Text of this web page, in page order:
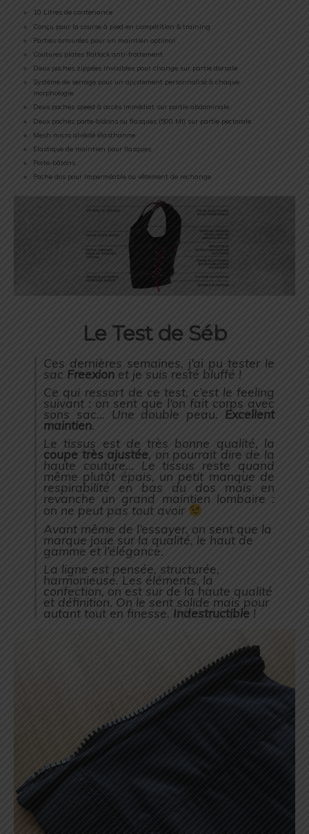
10 Litres de contenance
Conçu pour la course à pied en compétition & training
Parties armurées pour un maintien optimal
Coutures plates flatlock anti-frottement
Deux poches zippées invisibles pour change sur partie dorsale
Système de serrage pour un ajustement personnalisé à chaque
morphologie
Deux poches speed à accès immédiat sur partie abdominale
Deux poches porte-bidons ou flasques (500 Ml) sur partie pectorale
Mesh micro alvéolé élasthanne
Elastique de maintien pour flasques
Porte-bâtons
Poche dos pour Imperméable ou vêtement de rechange
Le Test de Séb
Ces dernières semaines, j’ai pu tester le
sac Freexion et je suis resté bluffé !
Ce qui ressort de ce test, c’est le feeling
suivant : on sent que l’on fait corps avec
sons sac… Une double peau. Excellent
maintien.
Le tissus est de très bonne qualité, la
coupe très ajustée, on pourrait dire de la
haute couture… Le tissus reste quand
même plutôt épais, un petit manque de
respirabilité en bas du dos mais en
revanche un grand maintien lombaire :
on ne peut pas tout avoir
Avant même de l’essayer, on sent que la
marque joue sur la qualité, le haut de
gamme et l’élégance.
La ligne est pensée, structurée,
harmonieuse. Les éléments, la
confection, on est sur de la haute qualité
et définition. On le sent solide mais pour
autant tout en finesse. Indestructible !